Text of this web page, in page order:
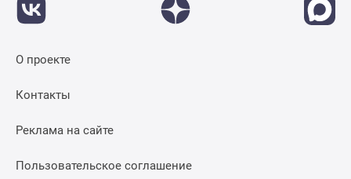
О проекте
Контакты
Реклама на сайте
Пользовательское соглашение